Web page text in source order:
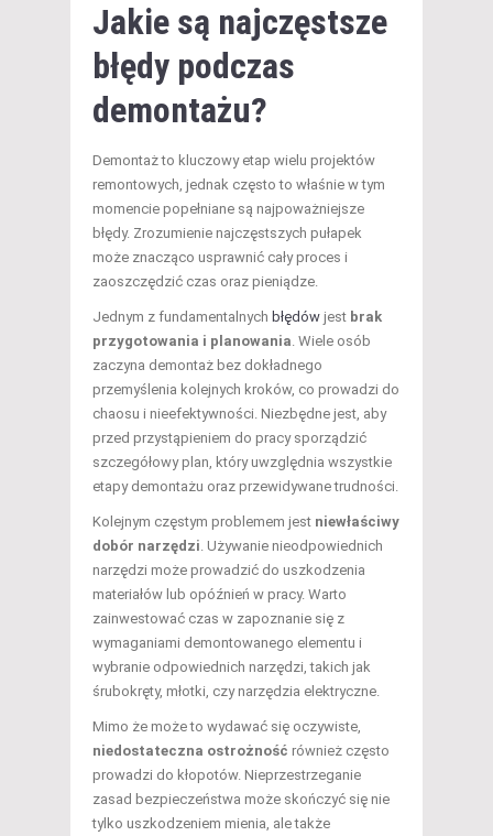
Jakie są najczęstsze
błędy podczas
demontażu?
Demontaż to kluczowy etap wielu projektów
remontowych, jednak często to właśnie w tym
momencie popełniane są najpoważniejsze
błędy. Zrozumienie najczęstszych pułapek
może znacząco usprawnić cały proces i
zaoszczędzić czas oraz pieniądze.
Jednym z fundamentalnych błędów jest brak
przygotowania i planowania. Wiele osób
zaczyna demontaż bez dokładnego
przemyślenia kolejnych kroków, co prowadzi do
chaosu i nieefektywności. Niezbędne jest, aby
przed przystąpieniem do pracy sporządzić
szczegółowy plan, który uwzględnia wszystkie
etapy demontażu oraz przewidywane trudności.
Kolejnym częstym problemem jest niewłaściwy
dobór narzędzi. Używanie nieodpowiednich
narzędzi może prowadzić do uszkodzenia
materiałów lub opóźnień w pracy. Warto
zainwestować czas w zapoznanie się z
wymaganiami demontowanego elementu i
wybranie odpowiednich narzędzi, takich jak
śrubokręty, młotki, czy narzędzia elektryczne.
Mimo że może to wydawać się oczywiste,
niedostateczna ostrożność również często
prowadzi do kłopotów. Nieprzestrzeganie
zasad bezpieczeństwa może skończyć się nie
tylko uszkodzeniem mienia, ale także